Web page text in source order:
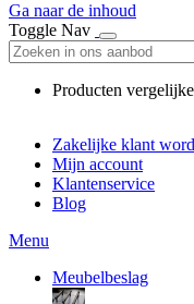
Ga naar de inhoud
Toggle Nav
Producten
Zakelijke klant
Mijn account
Klantenservice
Blog
Menu
Meubelbeslag